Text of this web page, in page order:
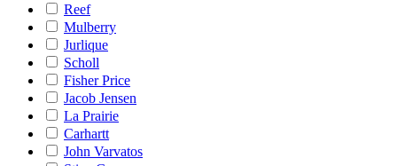
Reef
Mulberry
Jurlique
Scholl
Fisher Price
Jacob Jensen
La Prairie
Carhartt
John Varvatos